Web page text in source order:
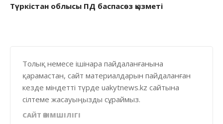
Түркістан облысы ПД баспасөз қызметі
Толық немесе ішінара пайдаланғанына
қарамастан, сайт материалдарын пайдаланған
кезде міндетті түрде uakytnews.kz сайтына
сілтеме жасауыңызды сұраймыз.
САЙТ ӘКІМШІЛІГІ